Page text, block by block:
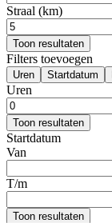
Straal (km)
Toon resultaten
Filters toevoegen
Uren Startdatum
Uren
Toon resultaten
Startdatum
Van
T/m
Toon resultaten